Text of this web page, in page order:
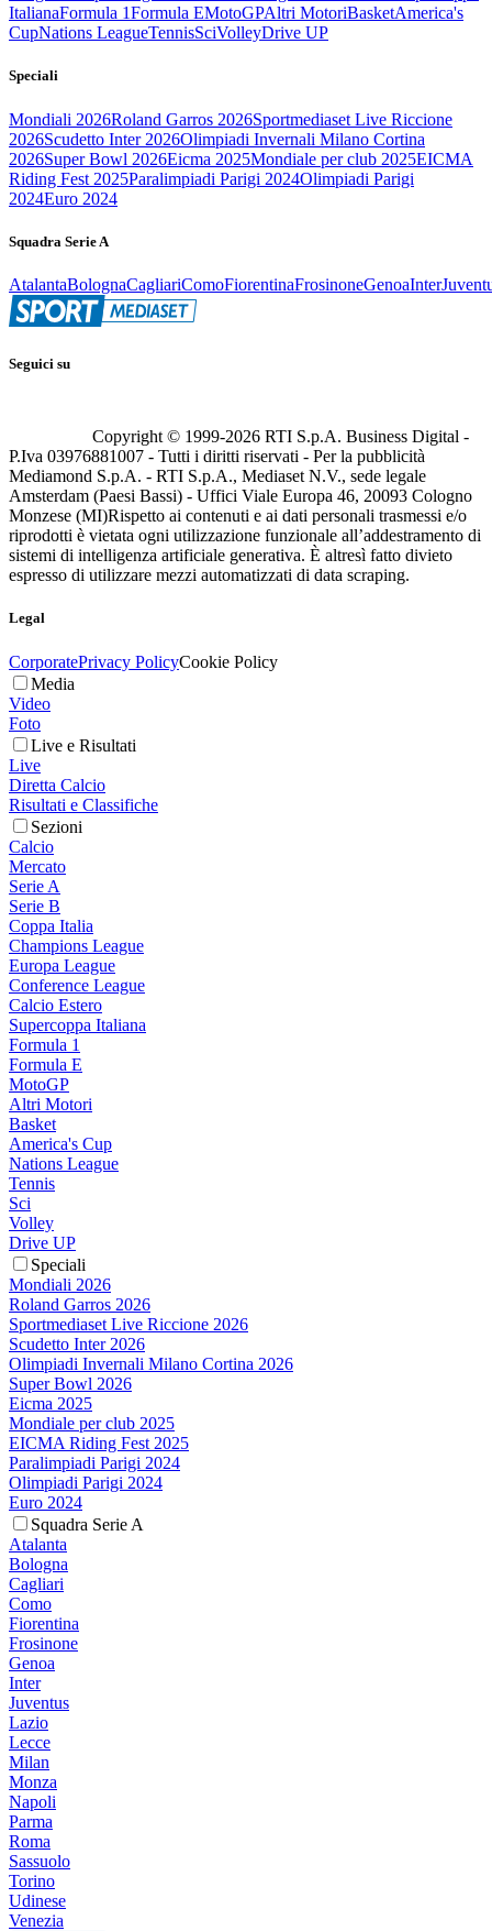
ItalianaFormula 1Formula EMotoGPAltri MotoriBasketAmerica's
CupNations LeagueTennisSciVolleyDrive UP
Speciali
Mondiali 2026Roland Garros 2026Sportmediaset Live Riccione
2026Scudetto Inter 2026Olimpiadi Invernali Milano Cortina
2026Super Bowl 2026Eicma 2025Mondiale per club 2025EICMA
Riding Fest 2025Paralimpiadi Parigi 2024Olimpiadi Parigi
2024Euro 2024
Squadra Serie A
AtalantaBolognaCagliariComoFiorentinaFrosinoneGenoaInter
Seguici su
Copyright © 1999-2026 RTI S.p.A. Business Digital -
P.Iva 03976881007 - Tutti i diritti riservati - Per la pubblicità
Mediamond S.p.A. - RTI S.p.A., Mediaset N.V., sede legale
Amsterdam (Paesi Bassi) - Uffici Viale Europa 46, 20093 Cologno
Monzese (MI)Rispetto ai contenuti e ai dati personali trasmessi e/o
riprodotti è vietata ogni utilizzazione funzionale all’addestramento di
sistemi di intelligenza artificiale generativa. È altresì fatto divieto
espresso di utilizzare mezzi automatizzati di data scraping.
Legal
CorporatePrivacy PolicyCookie Policy
Media
Video
Foto
Live e Risultati
Live
Diretta Calcio
Risultati e Classifiche
Sezioni
Calcio
Mercato
Serie A
Serie B
Coppa Italia
Champions League
Europa League
Conference League
Calcio Estero
Supercoppa Italiana
Formula 1
Formula E
MotoGP
Altri Motori
Basket
America's Cup
Nations League
Tennis
Sci
Volley
Drive UP
Speciali
Mondiali 2026
Roland Garros 2026
Sportmediaset Live Riccione 2026
Scudetto Inter 2026
Olimpiadi Invernali Milano Cortina 2026
Super Bowl 2026
Eicma 2025
Mondiale per club 2025
EICMA Riding Fest 2025
Paralimpiadi Parigi 2024
Olimpiadi Parigi 2024
Euro 2024
Squadra Serie A
Atalanta
Bologna
Cagliari
Como
Fiorentina
Frosinone
Genoa
Inter
Juventus
Lazio
Lecce
Milan
Monza
Napoli
Parma
Roma
Sassuolo
Torino
Udinese
Venezia